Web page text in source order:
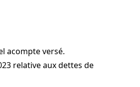
acompte versé.
relative aux dettes de